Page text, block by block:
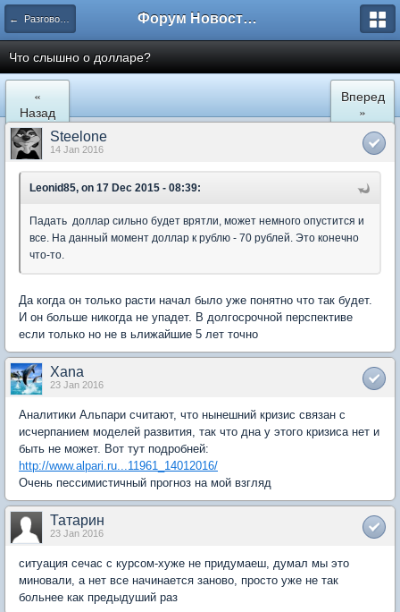
← Разговоры обо всем Форум Новостройки
Что слышно о долларе?
«
Назад
Вперед
»
Steelone
14 Jan 2016
Leonid85, on 17 Dec 2015 - 08:39:
Падать доллар сильно будет врятли, может немного опустится и
все. На данный момент доллар к рублю - 70 рублей. Это конечно
что-то.
Да когда он только расти начал было уже понятно что так будет.
И он больше никогда не упадет. В долгосрочной перспективе
если только но не в ьлижайшие 5 лет точно
Xana
23 Jan 2016
Аналитики Альпари считают, что нынешний кризис связан с
исчерпанием моделей развития, так что дна у этого кризиса нет и
быть не может. Вот тут подробней:
http://www.alpari.ru...11961_14012016/
Очень пессимистичный прогноз на мой взгляд
Татарин
23 Jan 2016
ситуация сечас с курсом-хуже не придумаеш, думал мы это
миновали, а нет все начинается заново, просто уже не так
больнее как предыдуший раз